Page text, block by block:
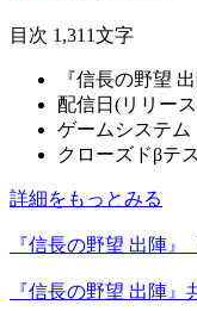
目次 1,311文字
『信長の野望
配信日(リリー
ゲームシステム
クローズドβテ
詳細をもっとみる
『信長の野望 出陣』
『信長の野望 出陣